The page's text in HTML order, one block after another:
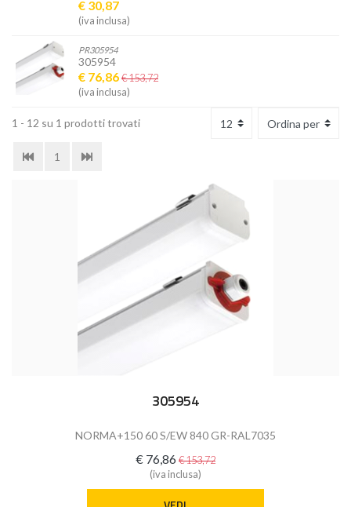
€ 30,87
(iva inclusa)
PR305954
305954
€ 76,86€ 153,72
(iva inclusa)
1 - 12 su 1 prodotti trovati
1
305954
NORMA+150 60 S/EW 840 GR-RAL7035
€ 76,86 € 153,72
(iva inclusa)